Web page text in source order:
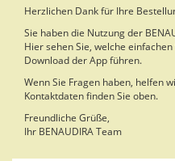
Herzlichen Dank für Ihre
Sie haben die Nutzung der
Hier sehen Sie, welche
Download der App führen.
Wenn Sie Fragen haben, helfen
Kontaktdaten finden Sie oben.
Freundliche Grüße,
Ihr BENAUDIRA Team